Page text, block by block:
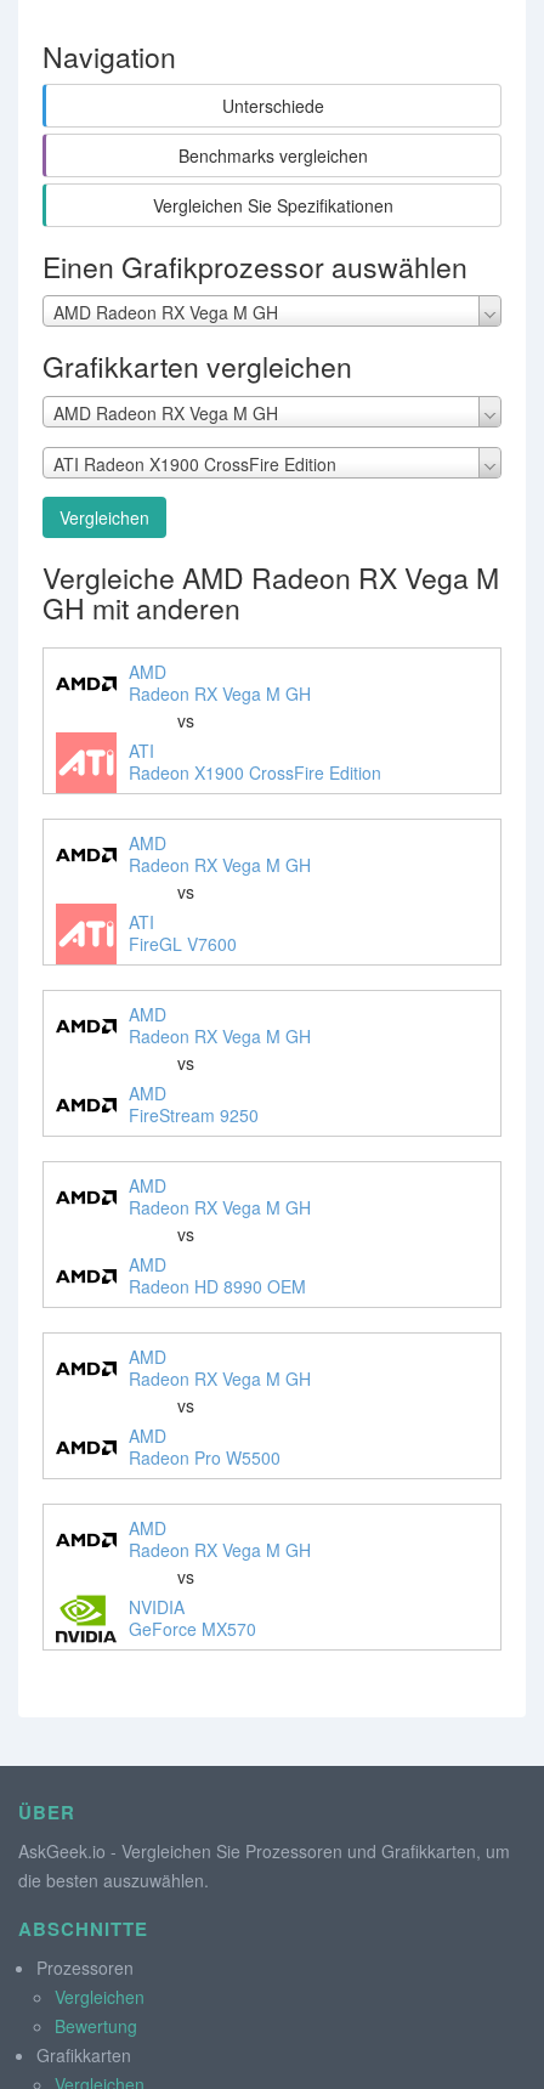
Navigation
Unterschiede
Benchmarks vergleichen
Vergleichen Sie Spezifikationen
Einen Grafikprozessor auswählen
AMD Radeon RX Vega M GH
Grafikkarten vergleichen
AMD Radeon RX Vega M GH
ATI Radeon X1900 CrossFire Edition
Vergleichen
Vergleiche AMD Radeon RX Vega M
GH mit anderen
AMD
Radeon RX Vega M GH
vs
ATI
Radeon X1900 CrossFire Edition
AMD
Radeon RX Vega M GH
vs
ATI
FireGL V7600
AMD
Radeon RX Vega M GH
vs
AMD
FireStream 9250
AMD
Radeon RX Vega M GH
vs
AMD
Radeon HD 8990 OEM
AMD
Radeon RX Vega M GH
vs
AMD
Radeon Pro W5500
AMD
Radeon RX Vega M GH
vs
NVIDIA
GeForce MX570
ÜBER
AskGeek.io - Vergleichen Sie Prozessoren und Grafikkarten, um
die besten auszuwählen.
ABSCHNITTE
Prozessoren
Vergleichen
Bewertung
Grafikkarten
Vergleichen